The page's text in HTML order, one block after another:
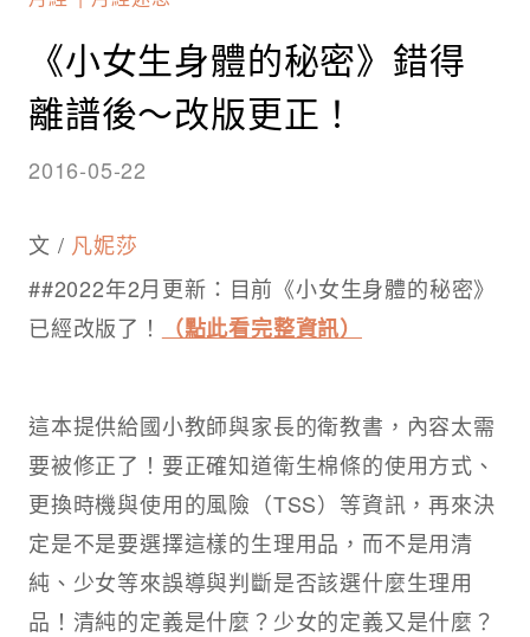
《小女生身體的秘密》錯得
離譜後～改版更正！
2016-05-22
文 / 凡妮莎
##2022年2月更新：目前《小女生身體的秘密》
已經改版了！
（點此看完整資訊）
這本提供給國小教師與家長的衛教書，內容太需
要被修正了！要正確知道衛生棉條的使用方式、
更換時機與使用的風險（TSS）等資訊，再來決
定是不是要選擇這樣的生理用品，而不是用清
純、少女等來誤導與判斷是否該選什麼生理用
品！清純的定義是什麼？少女的定義又是什麼？